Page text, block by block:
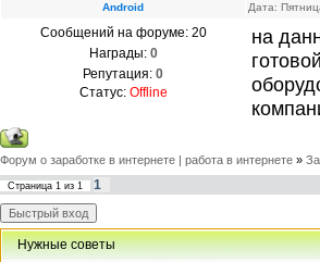
Android Дата:
Сообщений на форуме: 20
Награды: 0
Репутация: 0
Статус: Offline
на
Форум о заработке в интернете | работа в интернете »
Страница 1 из 1 1
Нужные советы